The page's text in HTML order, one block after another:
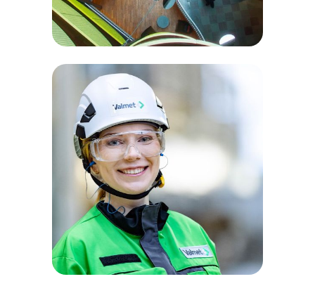
Stampen Media
- tech edition.
Filmprojekt och
rekryteringskampanj mot IT-
personer för en av Sveriges
ledande mediekoncerner.